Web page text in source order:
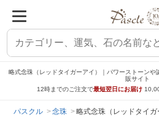
略式念珠（レッドタイガーアイ）｜パワーストーン
販サイト
12時までのご注文で最短翌日にお届け
パスクル 念珠 略式念珠（レッドタイガ